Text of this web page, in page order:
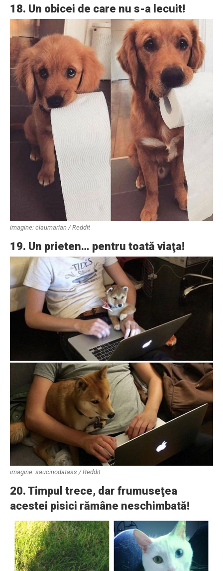
18. Un obicei de care nu s-a lecuit!
imagine: claumarian / Reddit
19. Un prieten… pentru toată viaţa!
imagine: saucinodatass / Reddit
20. Timpul trece, dar frumuseţea
acestei pisici rămâne neschimbată!